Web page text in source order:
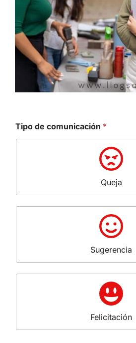
Tipo de comunicación *
Queja
Sugerencia
Felicitación